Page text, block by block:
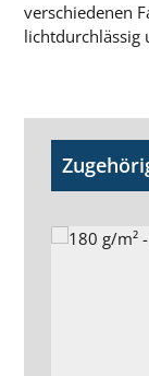
verschiedenen
lichtdurchlässig